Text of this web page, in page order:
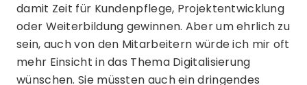
damit Zeit für Kundenpflege, Projektentwicklung
oder Weiterbildung gewinnen. Aber um ehrlich zu
sein, auch von den Mitarbeitern würde ich mir oft
mehr Einsicht in das Thema Digitalisierung
wünschen. Sie müssten auch ein dringendes